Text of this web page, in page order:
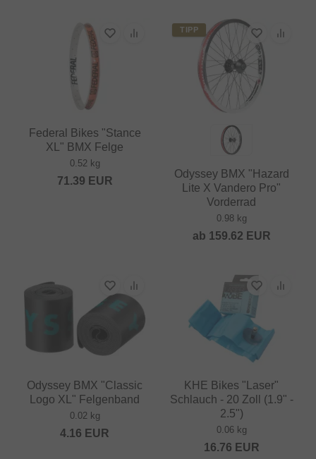
Federal Bikes "Stance
XL" BMX Felge
0.52 kg
71.39 EUR
TIPP
Odyssey BMX "Hazard
Lite X Vandero Pro"
Vorderrad
0.98 kg
ab 159.62 EUR
Odyssey BMX "Classic
Logo XL" Felgenband
0.02 kg
4.16 EUR
KHE Bikes "Laser"
Schlauch - 20 Zoll (1.9" -
2.5")
0.06 kg
16.76 EUR